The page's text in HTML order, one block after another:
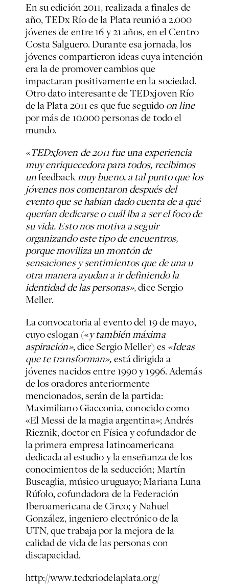
En su edición 2011, realizada a finales de
año, TEDx Río de la Plata reunió a 2.000
jóvenes de entre 16 y 21 años, en el Centro
Costa Salguero. Durante esa jornada, los
jóvenes compartieron ideas cuya intención
era la de promover cambios que
impactaran positivamente en la sociedad.
Otro dato interesante de TEDxjoven Río
de la Plata 2011 es que fue seguidoon line
por más de 10.000 personas de todo el
mundo.
«TEDxJoven de 2011 fue una experiencia
muy enriquecedora para todos, recibimos
unfeedbackmuy bueno, a tal punto que los
jóvenes nos comentaron después del
evento que se habían dado cuenta de a qué
querían dedicarse o cuál iba a ser el foco de
su vida. Esto nos motiva a seguir
organizando este tipo de encuentros,
porque moviliza un montón de
sensaciones y sentimientos que de una u
otra manera ayudan a ir definiendo la
identidad de las personas», dice Sergio
Meller.
La convocatoria al evento del 19 de mayo,
cuyo eslogan («y también máxima
aspiración», dice Sergio Meller) es «Ideas
que te transforman»,está dirigida a
jóvenes nacidos entre 1990 y 1996. Además
de los oradores anteriormente
mencionados, serán de la partida:
Maximiliano Giacconia, conocido como
«El Messi de la magia argentina»; Andrés
Rieznik, doctor en Física y cofundador de
la primera empresa latinoamericana
dedicada al estudio y la enseñanza de los
conocimientos de la seducción; Martín
Buscaglia, músico uruguayo; Mariana Luna
Rúfolo, cofundadora de la Federación
Iberoamericana de Circo; y Nahuel
González, ingeniero electrónico de la
UTN, que trabaja por la mejora de la
calidad de vida de las personas con
discapacidad.
http://www.tedxriodelaplata.org/